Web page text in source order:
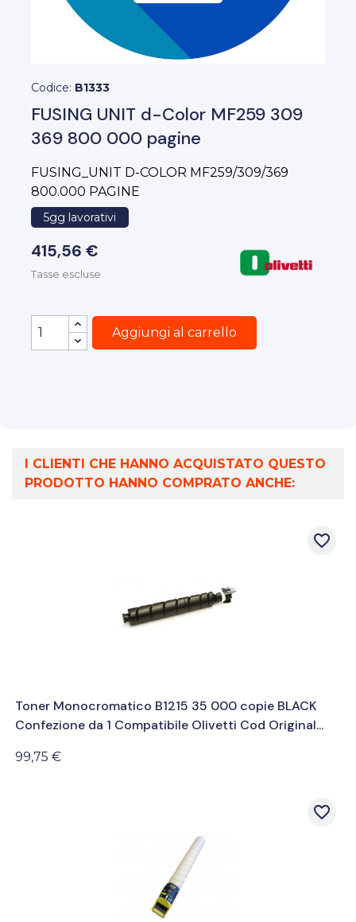
Codice: B1333
FUSING UNIT d-Color MF259 309
369 800 000 pagine
FUSING_UNIT D-COLOR MF259/309/369
800.000 PAGINE
5gg lavorativi
415,56 €
Tasse escluse
Aggiungi al carrello
I CLIENTI CHE HANNO ACQUISTATO QUESTO
PRODOTTO HANNO COMPRATO ANCHE:
favorite_border
Toner Monocromatico B1215 35 000 copie BLACK
Confezione da 1 Compatibile Olivetti Cod Original...
99,75 €
favorite_border